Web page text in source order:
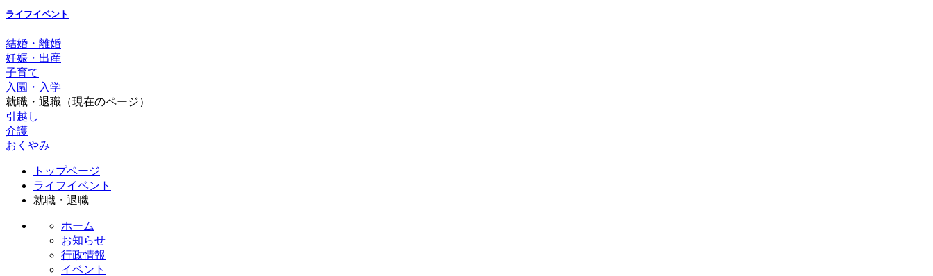
ライフイベント
結婚・離婚
妊娠・出産
子育て
入園・入学
就職・退職 （現在のページ）
引越し
介護
おくやみ
トップページ
ライフイベント
就職・退職
ホーム
お知らせ
行政情報
イベント